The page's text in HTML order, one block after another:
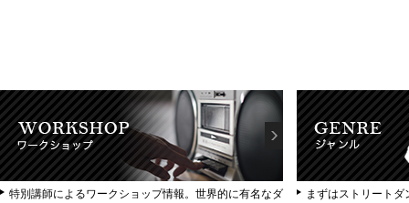
特別講師によるワークショップ情報。世界的に有名なダ
まずはストリート